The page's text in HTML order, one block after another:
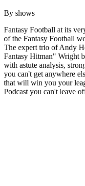
By shows
Fantasy Football at its
of the Fantasy Football
The expert trio of Andy
Fantasy Hitman" Wright
with astute analysis,
you can't get anywhere
that will win you your
Podcast you can't leave